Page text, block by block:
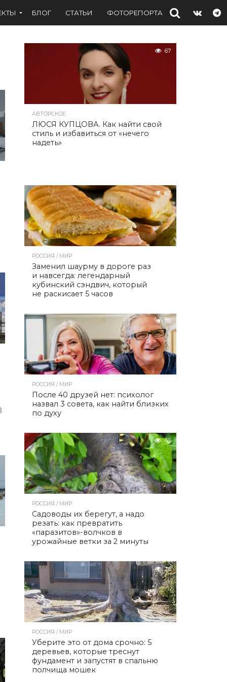
БЛОГ СТАТЬИ ФОТОРЕПОРТАЖИ
67
АВТОРСКОЕ
ЛЮСЯ КУПЦОВА. Как найти свой
стиль и избавиться от «нечего
надеть»
67
РОССИЯ / МИР
Заменил шаурму в дороге раз
и навсегда: легендарный
кубинский сэндвич, который
не раскисает 5 часов
36
РОССИЯ / МИР
После 40 друзей нет: психолог
назвал 3 совета, как найти близких
по духу
45
РОССИЯ / МИР
Садоводы их берегут, а надо
резать: как превратить
«паразитов»-волчков в
урожайные ветки за 2 минуты
26
РОССИЯ / МИР
Уберите это от дома срочно: 5
деревьев, которые треснут
фундамент и запустят в спальню
полчища мошек